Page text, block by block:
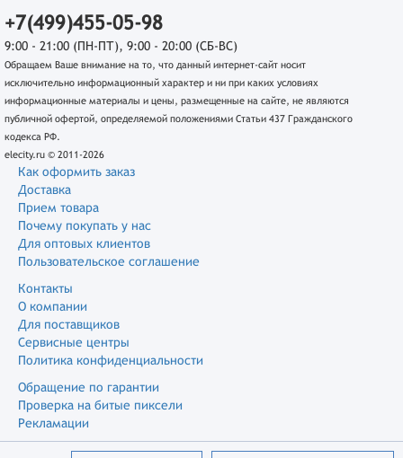
+7(499)455-05-98
9:00 - 21:00 (ПН-ПТ), 9:00 - 20:00 (СБ-ВС)
Обращаем Ваше внимание на то, что данный интернет-сайт носит
исключительно информационный характер и ни при каких условиях
информационные материалы и цены, размещенные на сайте, не являются
публичной офертой, определяемой положениями Статьи 437 Гражданского
кодекса РФ.
elecity.ru © 2011-2026
Как оформить заказ
Доставка
Прием товара
Почему покупать у нас
Для оптовых клиентов
Пользовательское соглашение
Контакты
О компании
Для поставщиков
Сервисные центры
Политика конфиденциальности
Обращение по гарантии
Проверка на битые пиксели
Рекламации